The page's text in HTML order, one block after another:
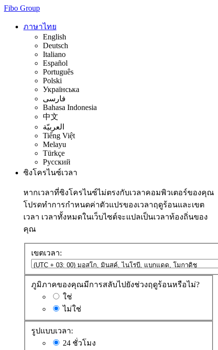
Fibo Group
ภาษาไทย
English
Deutsch
Italiano
Español
Português
Polski
Українська
فارسی
Bahasa Indonesia
中文
العربيّة
Tiếng Việt
Melayu
Türkçe
Русский
ซิงโครไนซ์เวลา
หากเวลาที่ซิงโครไนซ์ไม่ตรงกับเวลาคอมพิวเตอร์ของคุณ
โปรดทำการกำหนดค่าตัวแปรของเวลาฤดูร้อนและเขต
เวลา เวลาทั้งหมดในเว็บไซต์จะแปลเป็นเวลาท้องถิ่นของ
คุณ
เขตเวลา:
ภูมิภาคของคุณมีการสลับไปยังช่วงฤดูร้อนหรือไม่?
ใช่
ไม่ใช่
รูปแบบเวลา:
24 ชั่วโมง